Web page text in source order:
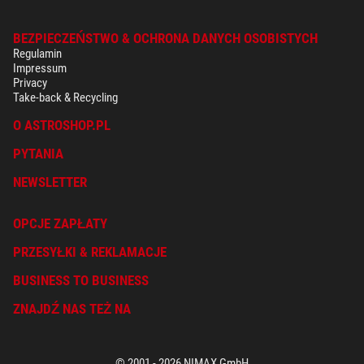
Pętla do wózka na tylnej stronie
Uchwyt na górze
Uchwyt z boku
BEZPIECZEŃSTWO & OCHRONA DANYCH OSOBISTYCH
Regulamin
Impressum
Privacy
Take-back & Recycling
O ASTROSHOP.PL
PYTANIA
NEWSLETTER
OPCJE ZAPŁATY
PRZESYŁKI & REKLAMACJE
BUSINESS TO BUSINESS
ZNAJDŹ NAS TEŻ NA